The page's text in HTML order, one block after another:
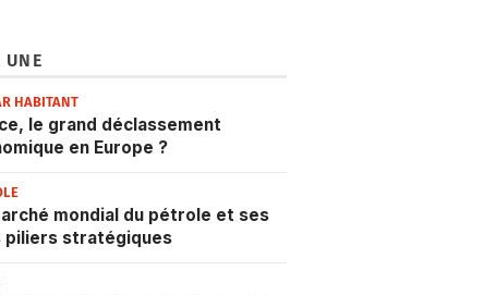
UNE
HABITANT
le grand déclassement
en Europe ?
mondial du pétrole et ses
piliers stratégiques